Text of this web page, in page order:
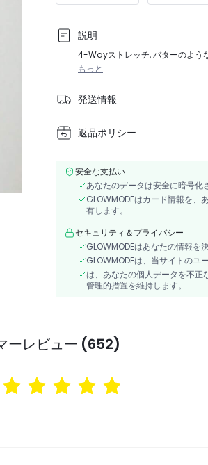
説明
4-Wayストレッチ, バターのよう
もっと
発送情報
返品ポリシー
安全な支払い
あなたのデータは安全に暗号化
GLOWMODEはカード情報を、
有します。
セキュリティ＆プライバシー
GLOWMODEはあなたの情報を
GLOWMODEは、当サイトのユ
は、あなたの個人データを不正
管理的措置を維持します。
ーレビュー (652)